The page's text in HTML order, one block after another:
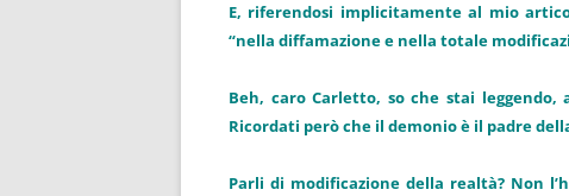
E, riferendosi implicitamente al mio
“nella diffamazione e nella totale
Beh, caro Carletto, so che stai
Ricordati però che il demonio è il padre
Parli di modificazione della realtà? Non